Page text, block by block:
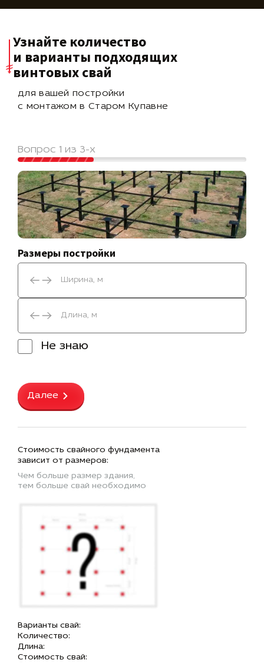
Узнайте количество
и варианты подходящих
винтовых свай
для вашей постройки
с монтажом в Старом Купавне
Вопрос 1 из 3-х
Размеры постройки
Не знаю
Далее
Стоимость свайного фундамента
зависит от размеров:
Чем больше размер здания,
тем больше свай необходимо
Варианты свай:
Количество:
Длина:
Стоимость свай: